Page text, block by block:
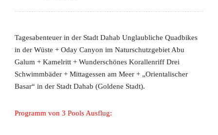
Tagesabenteuer in der Stadt Dahab Unglaubliche Quadbikes
in der Wüste + Oday Canyon im Naturschutzgebiet Abu
Galum + Kamelritt + Wunderschönes Korallenriff Drei
Schwimmbäder + Mittagessen am Meer + „Orientalischer
Basar“ in der Stadt Dahab (Goldene Stadt).
Programm von 3 Pools Ausflug: